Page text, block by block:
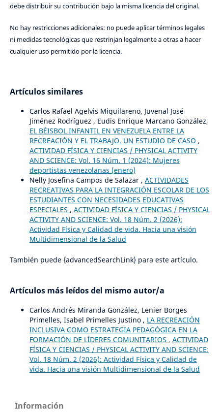
debe distribuir su contribución bajo la misma licencia del original.
No hay restricciones adicionales: no puede aplicar términos legales
ni medidas tecnológicas que restrinjan legalmente a otras a hacer
cualquier uso permitido por la licencia.
Artículos similares
Carlos Rafael Agelvis Miquilareno, Juvenal José
Jiménez Rodríguez , Eudis Enrique Marcano González,
EL BÉISBOL INFANTIL EN VENEZUELA ENTRE LA
RECREACIÓN Y EL TRABAJO. UN ESTUDIO DE CASO ,
ACTIVIDAD FÍSICA Y CIENCIAS / PHYSICAL ACTIVITY
AND SCIENCE: Vol. 16 Núm. 1 (2024): Mujeres
deportistas venezolanas (enero)
Nelly Josefina Campos de Salazar , ACTIVIDADES
RECREATIVAS PARA LA INTEGRACIÓN ESCOLAR DE LOS
ESTUDIANTES CON NECESIDADES EDUCATIVAS
ESPECIALES , ACTIVIDAD FÍSICA Y CIENCIAS / PHYSICAL
ACTIVITY AND SCIENCE: Vol. 18 Núm. 2 (2026):
Actividad Física y Calidad de vida. Hacia una visión
Multidimensional de la Salud
También puede {advancedSearchLink} para este artículo.
Artículos más leídos del mismo autor/a
Carlos Andrés Miranda González, Lenier Borges
Primelles, Isabel Primelles Justino , LA RECREACIÓN
INCLUSIVA COMO ESTRATEGIA PEDAGÓGICA EN LA
FORMACIÓN DE LÍDERES COMUNITARIOS , ACTIVIDAD
FÍSICA Y CIENCIAS / PHYSICAL ACTIVITY AND SCIENCE:
Vol. 18 Núm. 2 (2026): Actividad Física y Calidad de
vida. Hacia una visión Multidimensional de la Salud
Información